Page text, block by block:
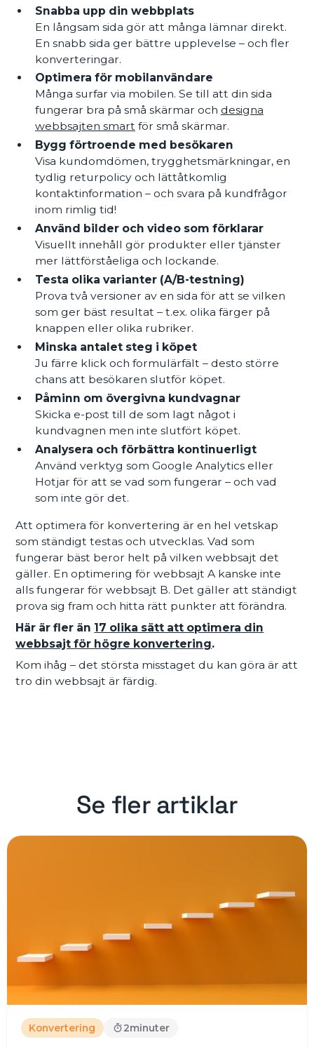
Snabba upp din webbplats
En långsam sida gör att många lämnar direkt.
En snabb sida ger bättre upplevelse – och fler
konverteringar.
Optimera för mobilanvändare
Många surfar via mobilen. Se till att din sida
fungerar bra på små skärmar och designa
webbsajten smart för små skärmar.
Bygg förtroende med besökaren
Visa kundomdömen, trygghetsmärkningar, en
tydlig returpolicy och lättåtkomlig
kontaktinformation – och svara på kundfrågor
inom rimlig tid!
Använd bilder och video som förklarar
Visuellt innehåll gör produkter eller tjänster
mer lättförståeliga och lockande.
Testa olika varianter (A/B-testning)
Prova två versioner av en sida för att se vilken
som ger bäst resultat – t.ex. olika färger på
knappen eller olika rubriker.
Minska antalet steg i köpet
Ju färre klick och formulärfält – desto större
chans att besökaren slutför köpet.
Påminn om övergivna kundvagnar
Skicka e-post till de som lagt något i
kundvagnen men inte slutfört köpet.
Analysera och förbättra kontinuerligt
Använd verktyg som Google Analytics eller
Hotjar för att se vad som fungerar – och vad
som inte gör det.
Att optimera för konvertering är en hel vetskap
som ständigt testas och utvecklas. Vad som
fungerar bäst beror helt på vilken webbsajt det
gäller. En optimering för webbsajt A kanske inte
alls fungerar för webbsajt B. Det gäller att ständigt
prova sig fram och hitta rätt punkter att förändra.
Här är fler än 17 olika sätt att optimera din
webbsajt för högre konvertering.
Kom ihåg – det största misstaget du kan göra är att
tro din webbsajt är färdig.
Se fler artiklar
Konvertering 2minuter